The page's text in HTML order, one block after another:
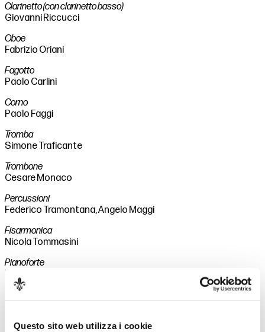
Questo sito web utilizza i cookie
Clarinetto (con clarinetto basso)
Giovanni Riccucci
Oboe
Fabrizio Oriani
Fagotto
Paolo Carlini
Corno
Paolo Faggi
Tromba
Simone Traficante
Trombone
Cesare Monaco
Percussioni
Federico Tramontana, Angelo Maggi
Fisarmonica
Nicola Tommasini
Pianoforte
Matteo Fossi
Violino I
Violino II